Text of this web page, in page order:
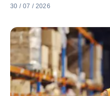
30 / 07 / 2026